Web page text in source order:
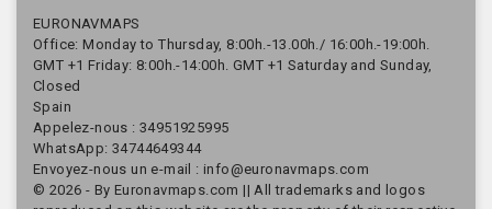
EURONAVMAPS
Office: Monday to Thursday, 8:00h.-13.00h./ 16:00h.-19:00h.
GMT +1 Friday: 8:00h.-14:00h. GMT +1 Saturday and Sunday,
Closed
Spain
Appelez-nous :34951925995
WhatsApp: 34744649344
Envoyez-nous un e-mail : info@euronavmaps.com
© 2026 - By Euronavmaps.com || All trademarks and logos